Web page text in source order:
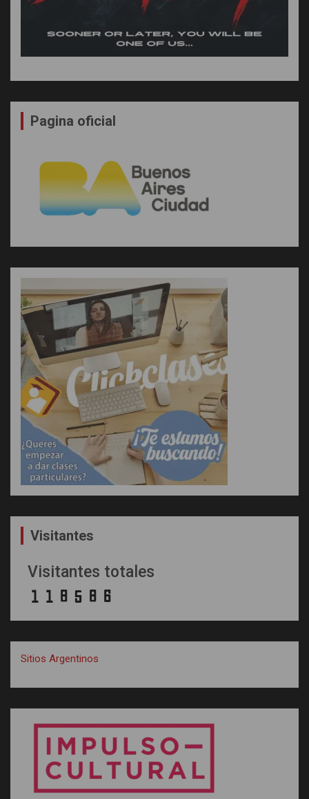
Pagina oficial
Visitantes
Visitantes totales
Sitios Argentinos